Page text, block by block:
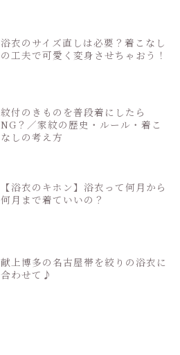
浴衣のサイズ直しは必要？着こなし
の工夫で可愛く変身させちゃおう！
紋付のきものを普段着にしたら
NG？／家紋の歴史・ルール・着こ
なしの考え方
【浴衣のキホン】浴衣って何月から
何月まで着ていいの？
献上博多の名古屋帯を絞りの浴衣に
合わせて♪